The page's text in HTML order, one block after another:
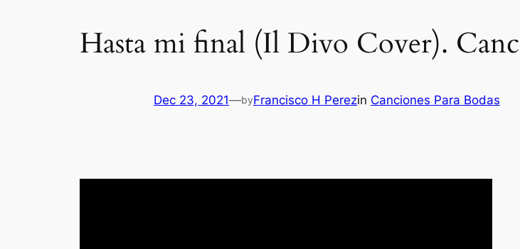
Hasta mi final (Il Divo Cover).
Dec 23, 2021—byFrancisco H Perezin Canciones Para Bodas